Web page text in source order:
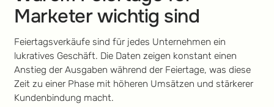
Marketer wichtig sind
Feiertagsverkäufe sind für jedes Unternehmen ein
lukratives Geschäft. Die Daten zeigen konstant einen
Anstieg der Ausgaben während der Feiertage, was diese
Zeit zu einer Phase mit höheren Umsätzen und stärkerer
Kundenbindung macht.